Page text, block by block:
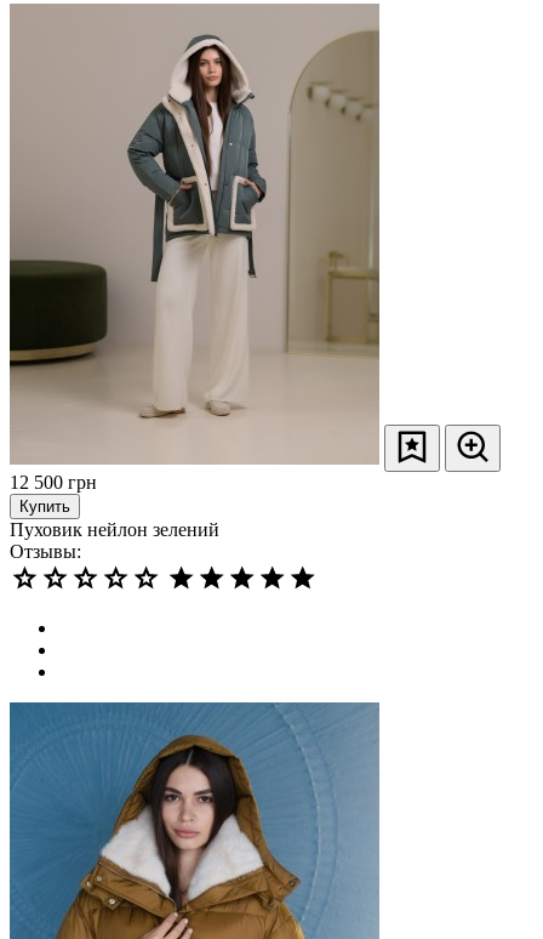
12 500 грн
Купить
Пуховик нейлон зелений
Отзывы: